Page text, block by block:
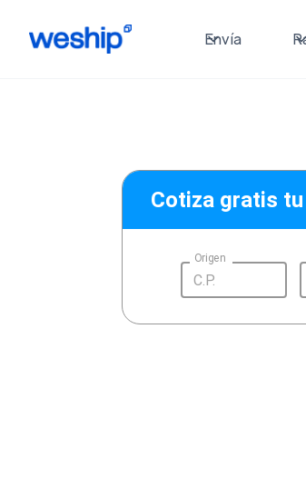
Envía
Cotiza gratis
Origen